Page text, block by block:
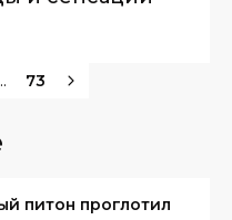
73
питон проглотил